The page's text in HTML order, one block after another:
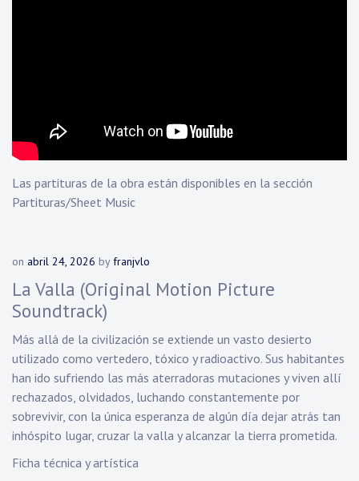
Las partituras de la obra están disponibles en la sección
Partituras/Sheet Music
on abril 24, 2026 byfranjvlo
La Valla (Original Motion Picture
Soundtrack)
Más allá de la civilización se extiende un vasto desierto
utilizado como vertedero, tóxico y radioactivo. Sus habitantes
han ido sufriendo las más aterradoras mutaciones y viven allí
rechazados, olvidados, luchando constantemente por
sobrevivir, con la única esperanza de algún día dejar atrás tan
inhóspito lugar, cruzar la valla y alcanzar la tierra prometida.
Ficha técnica y artística